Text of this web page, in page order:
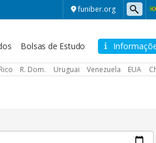
funiber.org
Bolsas de Estudo
R. Dom. Uruguai Venezuela EUA